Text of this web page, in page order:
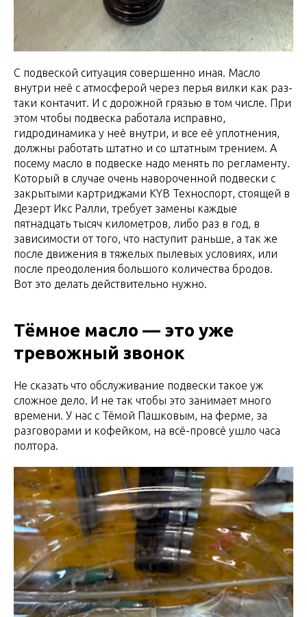
С подвеской ситуация совершенно иная. Масло
внутри неё с атмосферой через перья вилки как раз-
таки контачит. И с дорожной грязью в том числе. При
этом чтобы подвеска работала исправно,
гидродинамика у неё внутри, и все её уплотнения,
должны работать штатно и со штатным трением. А
посему масло в подвеске надо менять по регламенту.
Который в случае очень навороченной подвески с
закрытыми картриджами KYB Техноспорт, стоящей в
Дезерт Икс Ралли, требует замены каждые
пятнадцать тысяч километров, либо раз в год, в
зависимости от того, что наступит раньше, а так же
после движения в тяжелых пылевых условиях, или
после преодоления большого количества бродов.
Вот это делать действительно нужно.
Тёмное масло — это уже
тревожный звонок
Не сказать что обслуживание подвески такое уж
сложное дело. И не так чтобы это занимает много
времени. У нас с Тёмой Пашковым, на ферме, за
разговорами и кофейком, на всё-провсё ушло часа
полтора.